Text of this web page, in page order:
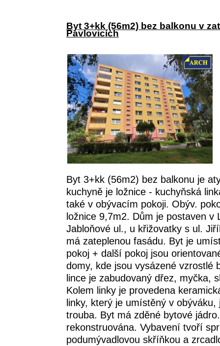
Byt 3+kk (56m2) bez balkonu v
Pavlovicích
Byt 3+kk (56m2) bez balkonu je
kuchyně je ložnice - kuchyňská
také v obývacím pokoji. Obýv.
ložnice 9,7m2. Dům je postaven
Jabloňové ul., u křižovatky s ul.
má zateplenou fasádu. Byt je
pokoj + další pokoj jsou
domy, kde jsou vysázené vzrostlé
lince je zabudovaný dřez, myčka,
Kolem linky je provedena
linky, který je umístěný v
trouba. Byt má zděné bytové
rekonstruována. Vybavení tvoří
podumývadlovou skříňkou a